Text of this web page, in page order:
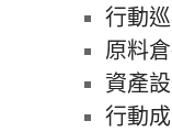
行動
原料
資產
行動